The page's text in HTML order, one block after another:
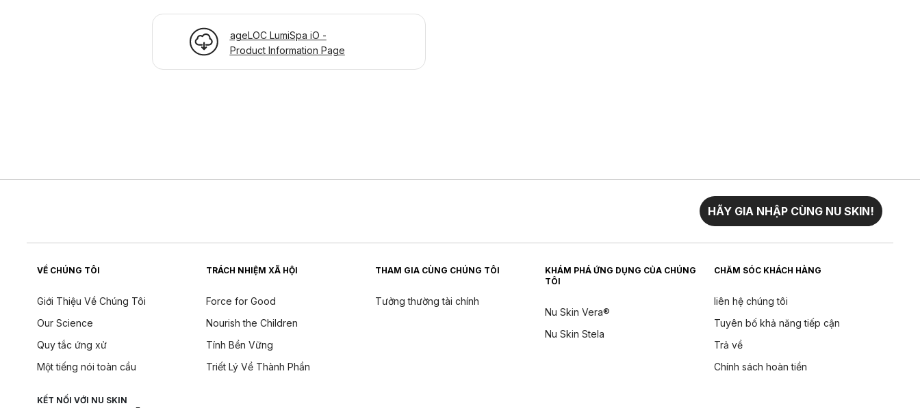
ageLOC LumiSpa iO -
Product Information Page
HÃY GIA NHẬP CÙNG NU SKIN!
VỀ CHÚNG TÔI
Giới Thiệu Về Chúng Tôi
Our Science
Quy tắc ứng xử
Một tiếng nói toàn cầu
TRÁCH NHIỆM XÃ HỘI
Force for Good
Nourish the Children
Tính Bền Vững
Triết Lý Về Thành Phần
THAM GIA CÙNG CHÚNG TÔI
Tưởng thường tài chính
KHÁM PHÁ ỨNG DỤNG CỦA CHÚNG
TÔI
Nu Skin Vera®
Nu Skin Stela
CHĂM SÓC KHÁCH HÀNG
liên hệ chúng tôi
Tuyên bố khả năng tiếp cận
Trả về
Chính sách hoàn tiền
KẾT NỐI VỚI NU SKIN